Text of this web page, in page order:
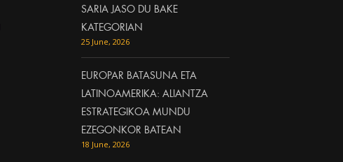
SARIA JASO DU BAKE
KATEGORIAN
25 June, 2026
EUROPAR BATASUNA ETA
LATINOAMERIKA: ALIANTZA
ESTRATEGIKOA MUNDU
EZEGONKOR BATEAN
18 June, 2026